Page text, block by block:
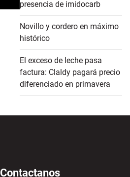
presencia de imidocarb
Novillo y cordero en máximo
histórico
El exceso de leche pasa
factura: Claldy pagará precio
diferenciado en primavera
Contactanos